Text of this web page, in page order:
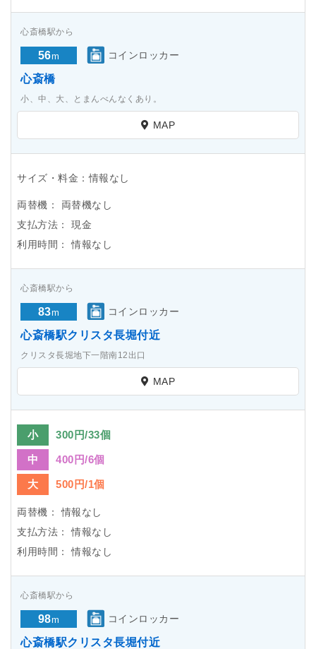
心斎橋駅から
56m コインロッカー
心斎橋
小、中、大、とまんべんなくあり。
MAP
サイズ・料金：情報なし
両替機：
両替機なし
支払方法：
現金
利用時間：
情報なし
心斎橋駅から
83m コインロッカー
心斎橋駅クリスタ長堀付近
クリスタ長堀地下一階南12出口
MAP
小 300円/33個
中 400円/6個
大 500円/1個
両替機：
情報なし
支払方法：
情報なし
利用時間：
情報なし
心斎橋駅から
98m コインロッカー
心斎橋駅クリスタ長堀付近